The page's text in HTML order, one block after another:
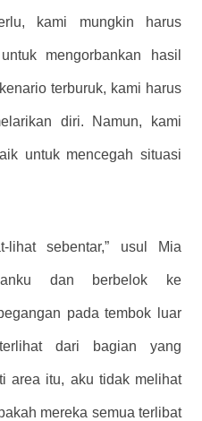
kami mungkin harus
mengorbankan hasil
terburuk, kami harus
diri. Namun, kami
untuk mencegah situasi
lihat sebentar,” usul Mia
dan berbelok ke
pada tembok luar
dari bagian yang
area itu, aku tidak melihat
mereka semua terlibat